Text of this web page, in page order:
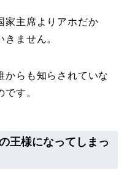
家主席よりアホだか
ません。
からも知らされていな
す。
王様になってしまっ